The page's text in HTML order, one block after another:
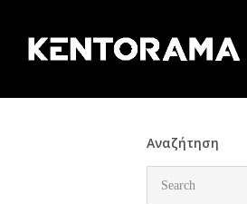
main
Αναζήτηση